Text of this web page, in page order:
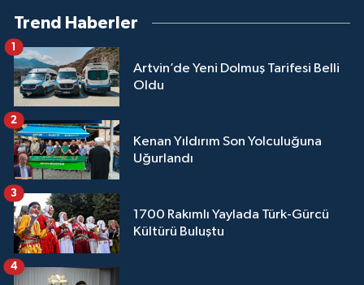
Trend Haberler
Artvin’de Yeni Dolmuş Tarifesi Belli
Oldu
1
Kenan Yıldırım Son Yolculuğuna
Uğurlandı
2
1700 Rakımlı Yaylada Türk-Gürcü
Kültürü Buluştu
3
4